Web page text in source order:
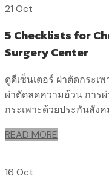
21 Oct
5 Checklists for
Surgery Center
ดูดีเซ็นเตอร์ ผ่าตัดกระเ
ผ่าตัดลดความอ้วน การ
กระเพาะด้วยประกันสัง
READ MORE
16 Oct